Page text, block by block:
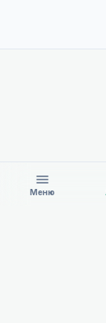
menu
Меню